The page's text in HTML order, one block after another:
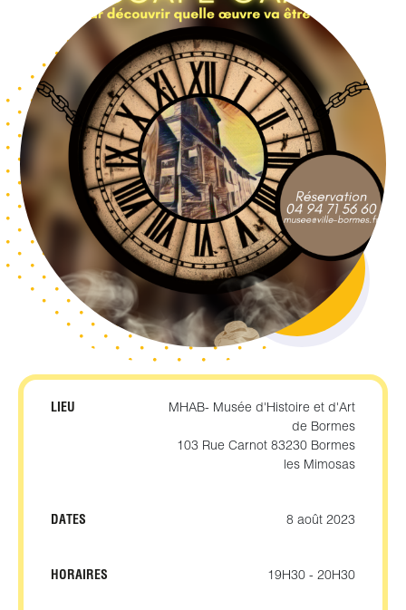
LIEU
MHAB- Musée d'Histoire et d'Art
de Bormes
103 Rue Carnot 83230 Bormes
les Mimosas
DATES 8 août 2023
HORAIRES 19H30 - 20H30